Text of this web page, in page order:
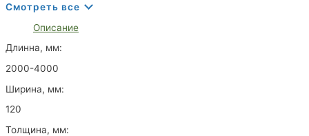
Домодедово,Пиломатериалы Дрезна
Пиломатериалы Егорьевск
Пиломатериалы Зарайск
Пиломатериалы Ивантеевка
Пиломатериалы Лобня
Пиломатериалы Пушкино
Смотреть все
Описание
Длинна, мм:
2000-4000
Ширина, мм:
120
Толщина, мм: